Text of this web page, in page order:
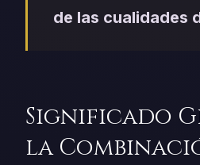
de las cualidades
Significado
la